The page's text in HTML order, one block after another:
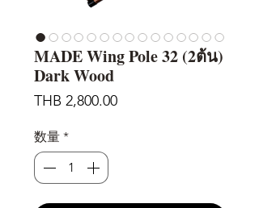
MADE Wing Pole 32 (2ต้น)
Dark Wood
THB 2,800.00価
数量 *